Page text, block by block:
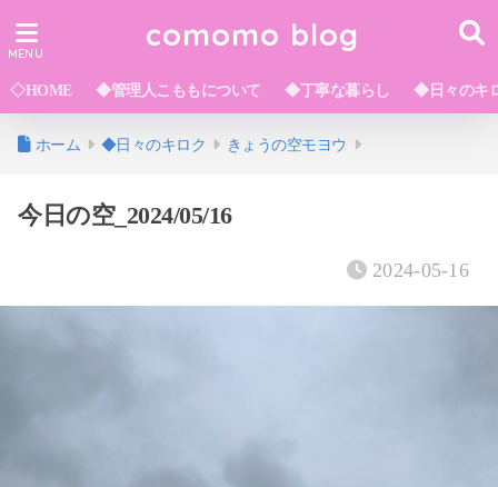
comomo blog
◇HOME ◆管理人こももについて ◆丁寧な暮らし ◆日々のキ
ホーム ◆日々のキロク きょうの空モヨウ
今日の空_2024/05/16
2024-05-16